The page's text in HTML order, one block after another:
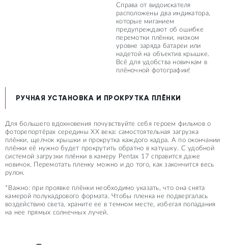
Справа от видоискателя
расположены два индикатора,
которые миганием
предупреждают об ошибке
перемотки плёнки, низком
уровне заряда батареи или
надетой на объектив крышке.
Всё для удобства новичкам в
плёночной фотографии!
РУЧНАЯ УСТАНОВКА И ПРОКРУТКА ПЛЁНКИ
Для большего вдохновения почувствуйте себя героем фильмов о
фоторепортёрах середины ХХ века: самостоятельная загрузка
плёнки, щелчок крышки и прокрутка каждого кадра. А по окончании
плёнки её нужно будет прокрутить обратно в катушку. С удобной
системой загрузки плёнки в камеру Pentax 17 справится даже
новичок. Перемотать пленку можно и до того, как закончится весь
рулон.
*Важно: при проявке плёнки необходимо указать, что она снята
камерой полукадрового формата. Чтобы пленка не подвергалась
воздействию света, храните ее в темном месте, избегая попадания
на нее прямых солнечных лучей.